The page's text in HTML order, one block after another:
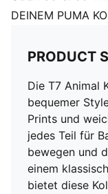
DEINEM PUMA
PRODUCT
Die T7 Animal
bequemer
Prints und
jedes Teil für
bewegen und
einem
bietet diese